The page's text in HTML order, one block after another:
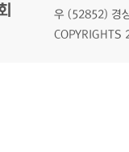
우 (52852) 경
COPYRIGHTS